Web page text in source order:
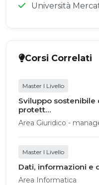
Università
Corsi Correlati
Master I Livello
Sviluppo
protett...
Area Giuridico -
Master I Livello
Dati, informazioni e
Area Informatica